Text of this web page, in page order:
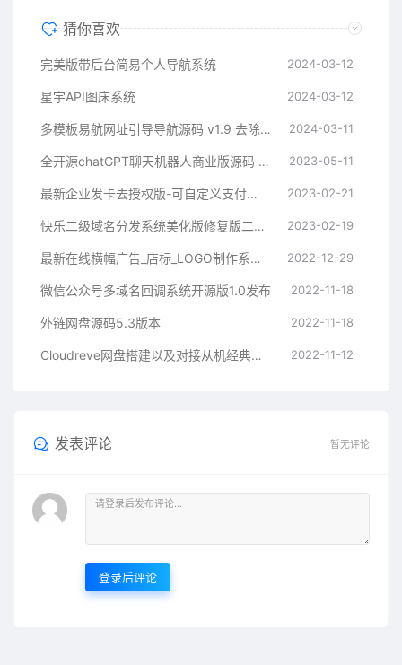
猜你喜欢
完美版带后台简易个人导航系统 2024-03-12
星宇API图床系统 2024-03-12
多模板易航网址引导导航源码 v1.9 去除弹窗等开心版 2024-03-11
全开源chatGPT聊天机器人商业版源码 支持魔改 完全开放源代码 2023-05-11
最新企业发卡去授权版-可自定义支付接口 2023-02-21
快乐二级域名分发系统美化版修复版二开版 2023-02-19
最新在线横幅广告_店标_LOGO制作系统源码本地接口版 2022-12-29
微信公众号多域名回调系统开源版1.0发布 2022-11-18
外链网盘源码5.3版本 2022-11-18
Cloudreve网盘搭建以及对接从机经典教程 2022-11-12
发表评论 暂无评论
登录后评论